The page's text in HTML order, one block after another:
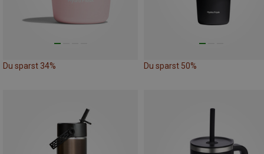
Du sparst 34% Du sparst 50%